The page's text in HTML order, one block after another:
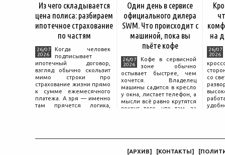
Из чего складывается
цена полиса: разбираем
ипотечное страхование
по частям
26/07
2026
Когда человек
подписывает
ипотечный договор,
взгляд обычно скользит
мимо строки про
страхование жизни прямо
к сумме ежемесячного
платежа. А зря — именно
там прячется логика,
Один день в сервисе
официального дилера
SWM. Что происходит с
машиной, пока вы
пьёте кофе
26/07
2026
Кофе в сервисной
зоне обычно
остывает быстрее, чем
хочется. Владелец
машины садится в кресло
у окна, листает телефон, а
мысли всё равно крутятся
вокруг того, что там, за
на
26/07
2026
со
[АРХИВ] [КОНТАКТЫ] [